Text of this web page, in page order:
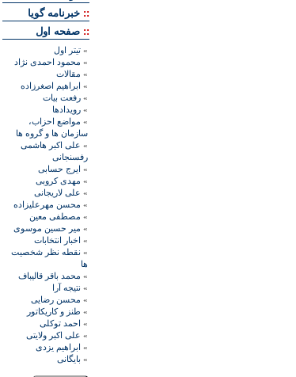
:: خبرنامه گويا
:: صفحه اول
» تيتر اول
» محمود احمدی نژاد
» مقالات
» ابراهيم اصغرزاده
» رفعت بیات
» رويدادها
» مواضع احزاب،
سازمان ها و گروه ها
» علی اکبر هاشمی
رفسنجانی
» ايرج حسابی
» مهدی کروبی
» علی لاريجانی
» محسن مهرعليزاده
» مصطفی معين
» مير حسين موسوی
» اخبار انتخابات
» نقطه نظر شخصيت
ها
» محمد باقر قاليباف
» نتيجه آرا
» محسن رضايی
» طنز و کاريکاتور
» احمد توکلی
» علی اکبر ولايتی
» ابراهيم يزدی
» بايگانی